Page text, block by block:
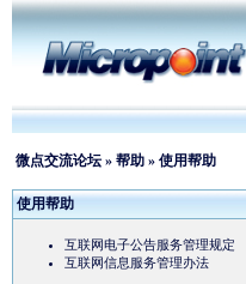
微点交流论坛 » 帮助 » 使用帮助
使用帮助
互联网电子公告服务管理规定
互联网信息服务管理办法